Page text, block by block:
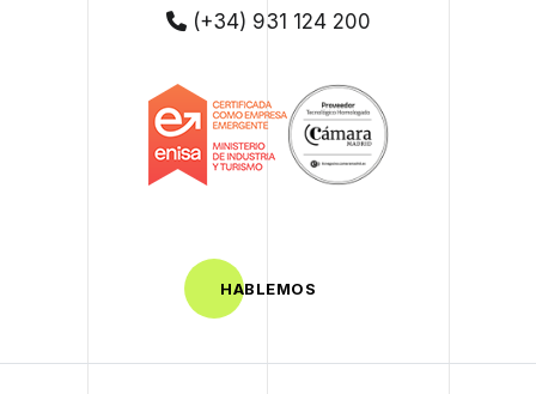
(+34) 931 124 200
HABLEMOS